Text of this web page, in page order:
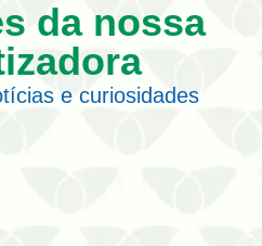
da nossa
e curiosidades